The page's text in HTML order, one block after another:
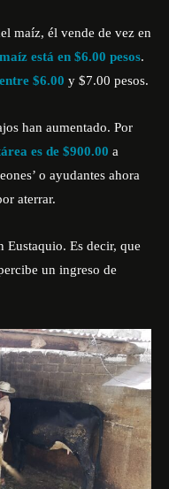
maíz, él vende de vez en
está en $6.00 pesos.
$6.00 y $7.00 pesos.
han aumentado. Por
es de $900.00 a
o ayudantes ahora
aterrar.
Eustaquio. Es decir, que
un ingreso de